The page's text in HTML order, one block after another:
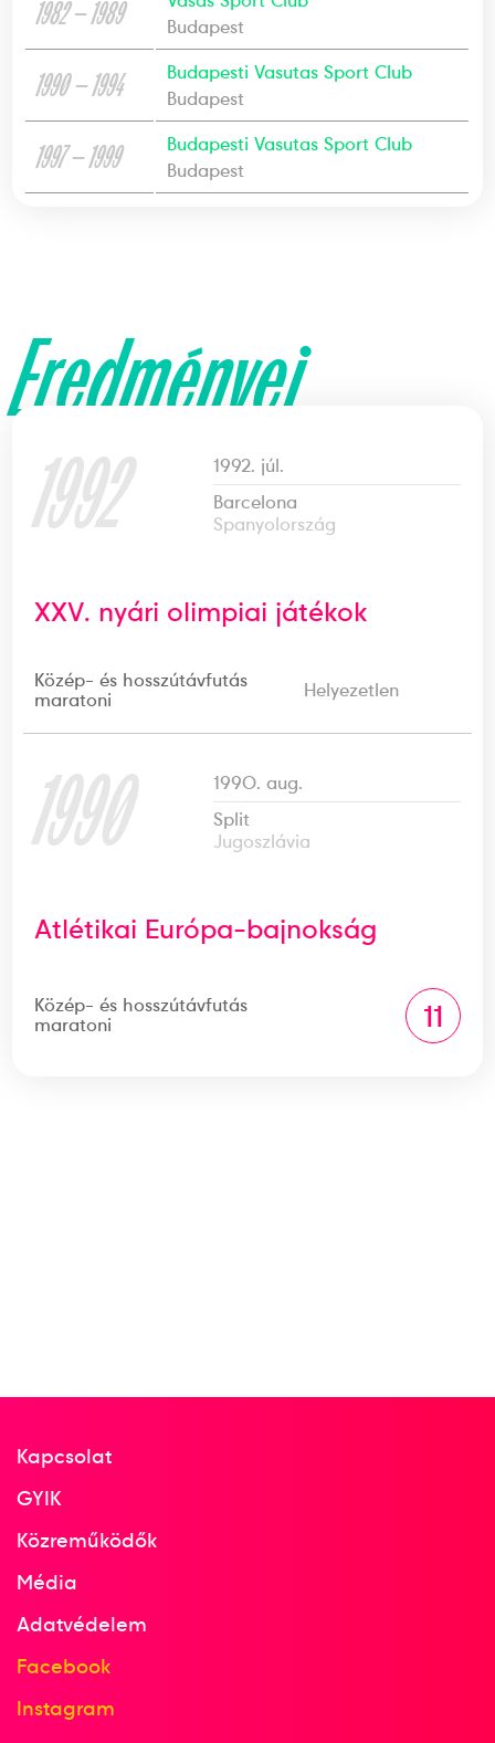
1982 — 1989
Budapest
1990 — 1994
Budapesti Vasutas Sport Club
Budapest
1997 — 1999
Budapesti Vasutas Sport Club
Budapest
Eredményei
1992
1992. júl.
Barcelona
Spanyolország
XXV. nyári olimpiai játékok
Közép- és hosszútávfutás
maratoni
Helyezetlen
1990
1990. aug.
Split
Jugoszlávia
Atlétikai Európa-bajnokság
Közép- és hosszútávfutás
maratoni
11
Kapcsolat
GYIK
Közreműködők
Média
Adatvédelem
Facebook
Instagram